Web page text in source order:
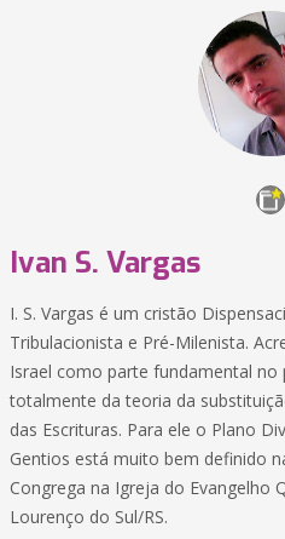
Ivan S. Vargas
I. S. Vargas é um cristão
Tribulacionista e Pré-Milenista.
Israel como parte fundamental no
totalmente da teoria da
das Escrituras. Para ele o Plano
Gentios está muito bem definido
Congrega na Igreja do Evangelho
Lourenço do Sul/RS.